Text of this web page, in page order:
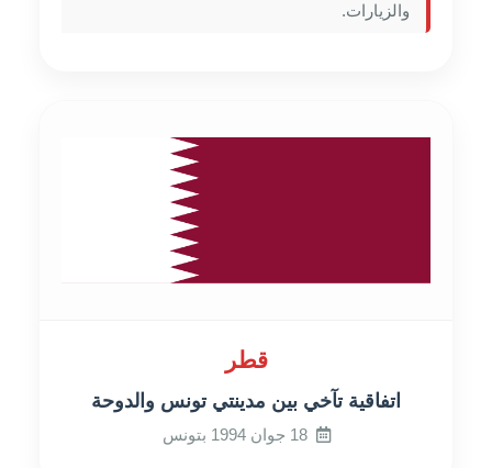
والزيارات.
قطر
اتفاقية تآخي بين مدينتي تونس والدوحة
18 جوان 1994 بتونس